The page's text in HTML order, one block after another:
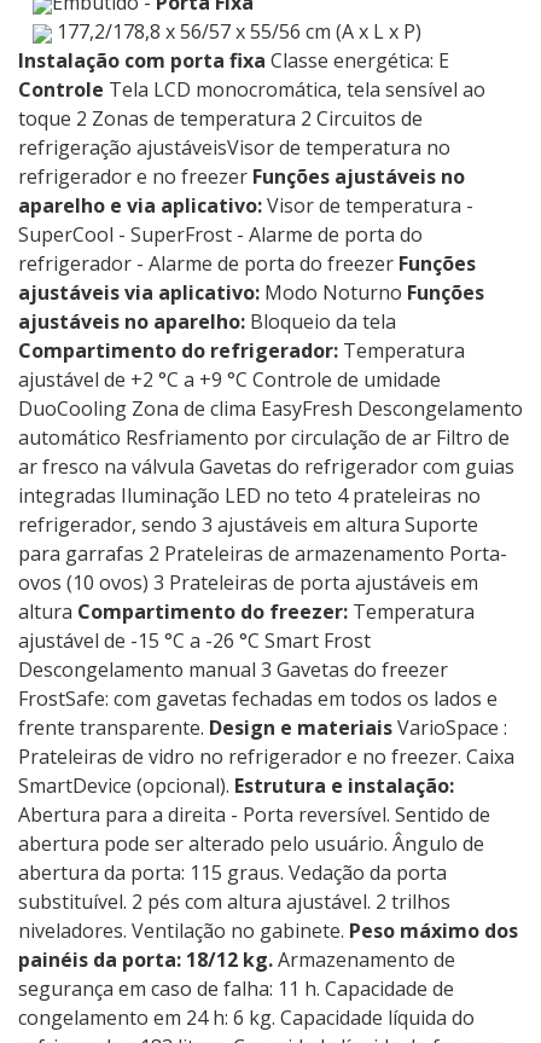
177,2/178,8 x 56/57 x 55/56 cm (A x L x P)
Instalação com porta fixa Classe energética: E
Controle Tela LCD monocromática, tela sensível ao
toque 2 Zonas de temperatura 2 Circuitos de
refrigeração ajustáveis​​Visor de temperatura no
refrigerador e no freezer Funções ajustáveis ​​no
aparelho e via aplicativo:Visor de temperatura -
SuperCool - SuperFrost - Alarme de porta do
refrigerador - Alarme de porta do freezer Funções
ajustáveis ​​via aplicativo: Modo Noturno Funções
ajustáveis ​​no aparelho: Bloqueio da tela
Compartimento do refrigerador: Temperatura
ajustável de +2 °C a +9 °C Controle de umidade
DuoCooling Zona de clima EasyFresh Descongelamento
automático Resfriamento por circulação de ar Filtro de
ar fresco na válvula Gavetas do refrigerador com guias
integradas Iluminação LED no teto 4 prateleiras no
refrigerador, sendo 3 ajustáveis ​​em altura Suporte
para garrafas 2 Prateleiras de armazenamento Porta-
ovos (10 ovos) 3 Prateleiras de porta ajustáveis ​​em
altura Compartimento do freezer: Temperatura
ajustável de -15 °C a -26 °C Smart Frost
Descongelamento manual 3 Gavetas do freezer
FrostSafe: com gavetas fechadas em todos os lados e
frente transparente. Design e materiaisVarioSpace :
Prateleiras de vidro no refrigerador e no freezer. Caixa
SmartDevice (opcional). Estrutura e instalação:
Abertura para a direita - Porta reversível. Sentido de
abertura pode ser alterado pelo usuário. Ângulo de
abertura da porta: 115 graus. Vedação da porta
substituível. 2 pés com altura ajustável. 2 trilhos
niveladores. Ventilação no gabinete. Peso máximo dos
painéis da porta: 18/12 kg.Armazenamento de
segurança em caso de falha: 11 h. Capacidade de
congelamento em 24 h: 6 kg. Capacidade líquida do